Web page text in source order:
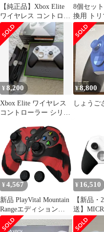
【純正品】Xbox Elite
ワイヤレス コントロー
ラー シリーズ 2
8個セッ
換用 トリ
ョメータ
¥8,200
Xbox Elite ワイヤレス
コントローラー シリー
¥8,800
しょうご
¥ 4,567
新品 PlayVital Mountain
Rangeエディション
Xbox Elite Wireless
Controller Series 2 &
¥ 16,510
【新品・
送】
クロソフ
ワイヤレ